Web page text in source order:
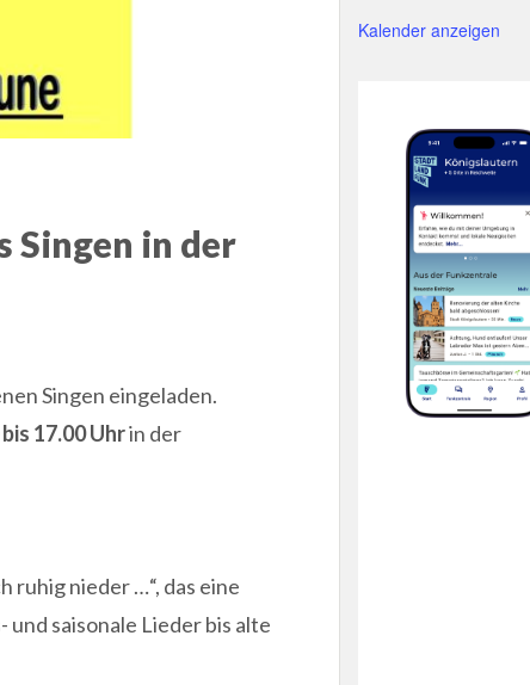
in der
Singen eingeladen.
17.00 Uhrin der
ruhig nieder …“, das eine
saisonale Lieder bis alte
Kalender anzeigen